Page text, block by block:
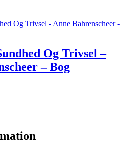
Og Trivsel –
– Bog